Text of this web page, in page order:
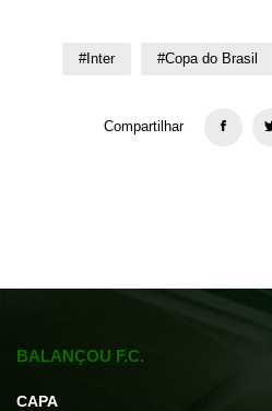
#Inter #Copa do Brasil
Compartilhar
BALANÇOU F.C.
CAPA